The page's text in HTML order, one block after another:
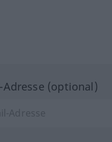
Adresse (optional)